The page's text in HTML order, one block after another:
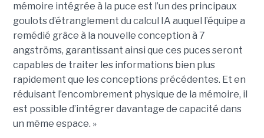
mémoire intégrée à la puce est l’un des principaux
goulots d’étranglement du calcul IA auquel l’équipe a
remédié grâce à la nouvelle conception à 7
angströms, garantissant ainsi que ces puces seront
capables de traiter les informations bien plus
rapidement que les conceptions précédentes. Et en
réduisant l’encombrement physique de la mémoire, il
est possible d’intégrer davantage de capacité dans
un même espace. »